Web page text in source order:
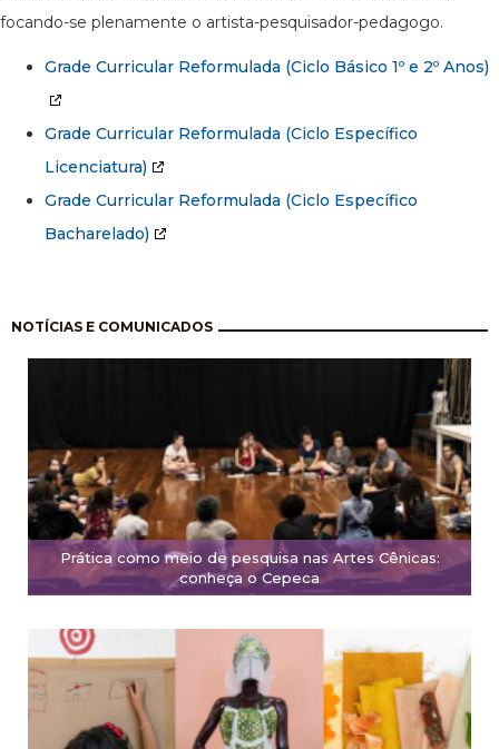
focando-se plenamente o artista-pesquisador-pedagogo.
Grade Curricular Reformulada (Ciclo Básico 1º e 2º Anos)
Grade Curricular Reformulada (Ciclo Específico
Licenciatura)
Grade Curricular Reformulada (Ciclo Específico
Bacharelado)
NOTÍCIAS E COMUNICADOS
Prática como meio de pesquisa nas Artes Cênicas:
conheça o Cepeca
Paginación